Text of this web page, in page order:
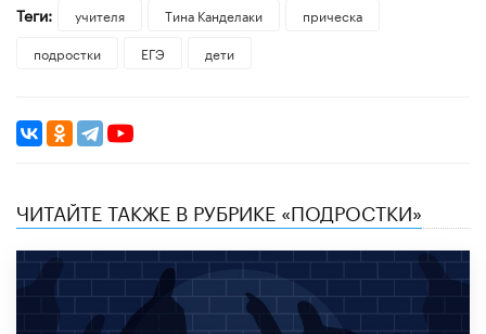
Теги: учителя Тина Канделаки
прическа
подростки
ЕГЭ дети
ЧИТАЙТЕ ТАКЖЕ В РУБРИКЕ «ПОДРОСТКИ»